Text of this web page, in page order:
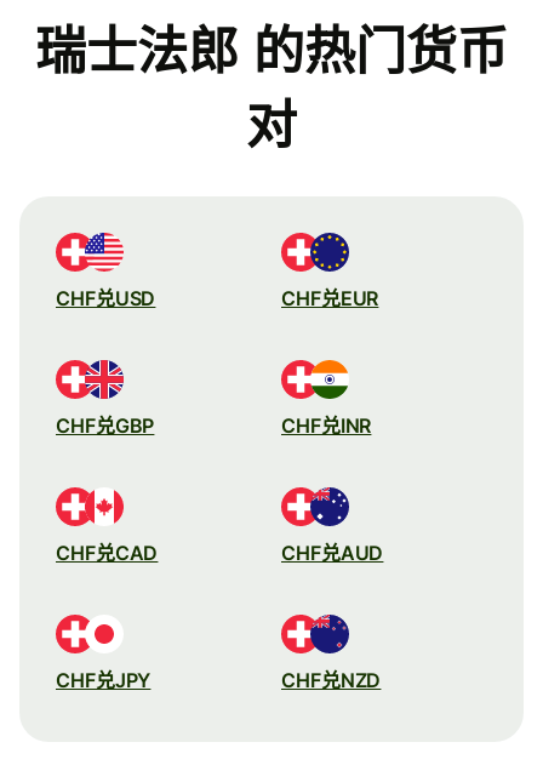
瑞士法郎 的热门货币
对
CHF兑USD CHF兑EUR
CHF兑GBP CHF兑INR
CHF兑CAD CHF兑AUD
CHF兑JPY CHF兑NZD